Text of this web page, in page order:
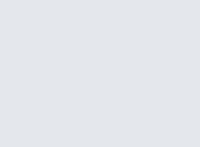
pour une livraison rapide